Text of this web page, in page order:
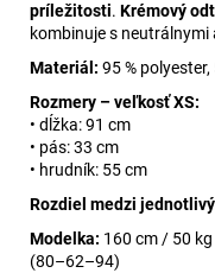
príležitosti. Krémový
kombinuje s
Materiál: 95 % polyester,
Rozmery – veľkosť XS:
• dĺžka: 91 cm
• pás: 33 cm
• hrudník: 55 cm
Rozdiel medzi
Modelka: 160 cm / 50
(80–62–94)